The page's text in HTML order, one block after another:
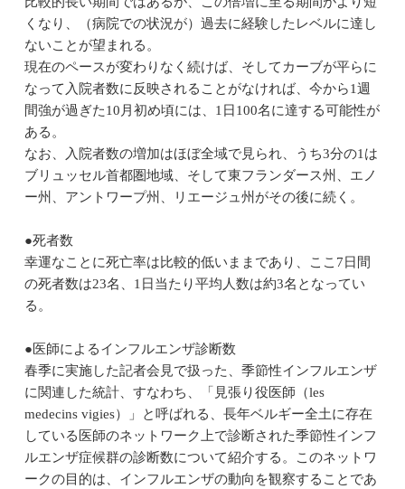
くなり、（病院での状況が）過去に経験したレベルに達し
ないことが望まれる。
現在のペースが変わりなく続けば、そしてカーブが平らに
なって入院者数に反映されることがなければ、今から1週
間強が過ぎた10月初め頃には、1日100名に達する可能性が
ある。
なお、入院者数の増加はほぼ全域で見られ、うち3分の1は
ブリュッセル首都圏地域、そして東フランダース州、エノ
ー州、アントワープ州、リエージュ州がその後に続く。
●死者数
幸運なことに死亡率は比較的低いままであり、ここ7日間
の死者数は23名、1日当たり平均人数は約3名となってい
る。
●医師によるインフルエンザ診断数
春季に実施した記者会見で扱った、季節性インフルエンザ
に関連した統計、すなわち、「見張り役医師（les
medecins vigies）」と呼ばれる、長年ベルギー全土に存在
している医師のネットワーク上で診断された季節性インフ
ルエンザ症候群の診断数について紹介する。このネットワ
ークの目的は、インフルエンザの動向を観察することであ